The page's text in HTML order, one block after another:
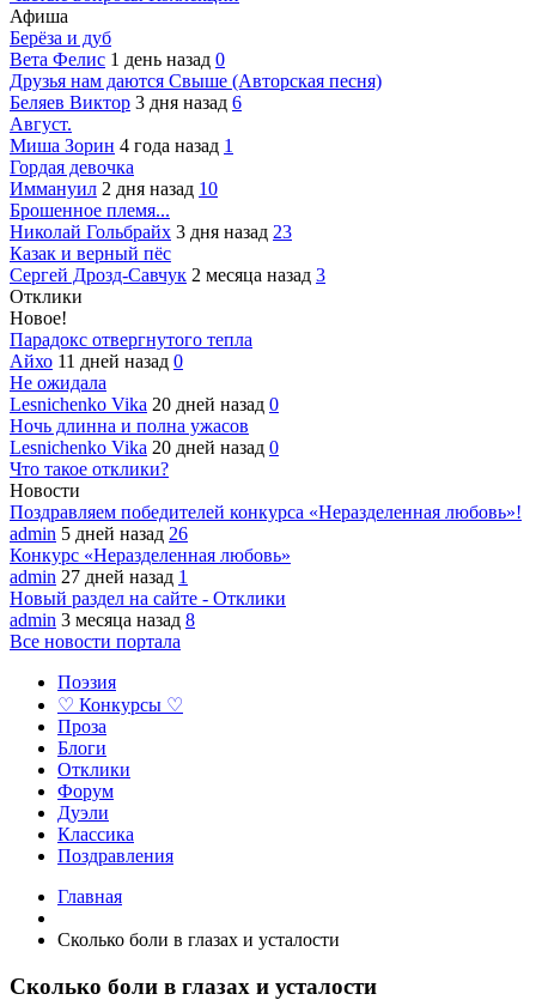
Афиша
Берёза и дуб
Вета Фелис 1 день назад 0
Друзья нам даются Свыше (Авторская песня)
Беляев Виктор 3 дня назад 6
Август.
Миша Зорин 4 года назад 1
Гордая девочка
Иммануил 2 дня назад 10
Брошенное племя...
Николай Гольбрайх 3 дня назад 23
Казак и верный пёс
Сергей Дрозд-Савчук 2 месяца назад 3
Отклики
Новое!
Парадокс отвергнутого тепла
Айхо 11 дней назад 0
Не ожидала
Lesnichenko Vika 20 дней назад 0
Ночь длинна и полна ужасов
Lesnichenko Vika 20 дней назад 0
Что такое отклики?
Новости
Поздравляем победителей конкурса «Неразделенная любовь»!
admin 5 дней назад 26
Конкурс «Неразделенная любовь»
admin 27 дней назад 1
Новый раздел на сайте - Отклики
admin 3 месяца назад 8
Все новости портала
Поэзия
♡ Конкурсы ♡
Проза
Блоги
Отклики
Форум
Дуэли
Классика
Поздравления
Главная
Сколько боли в глазах и усталости
Сколько боли в глазах и усталости